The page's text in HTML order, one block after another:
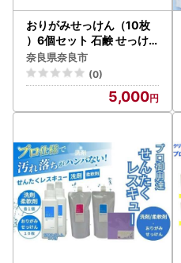
おりがみせっけん（10枚
）6個セット 石鹸 せっけ
ん ハンドソープ 携帯石鹸
折り紙 おりがみ J-117
奈良県奈良市
(0)
5,000